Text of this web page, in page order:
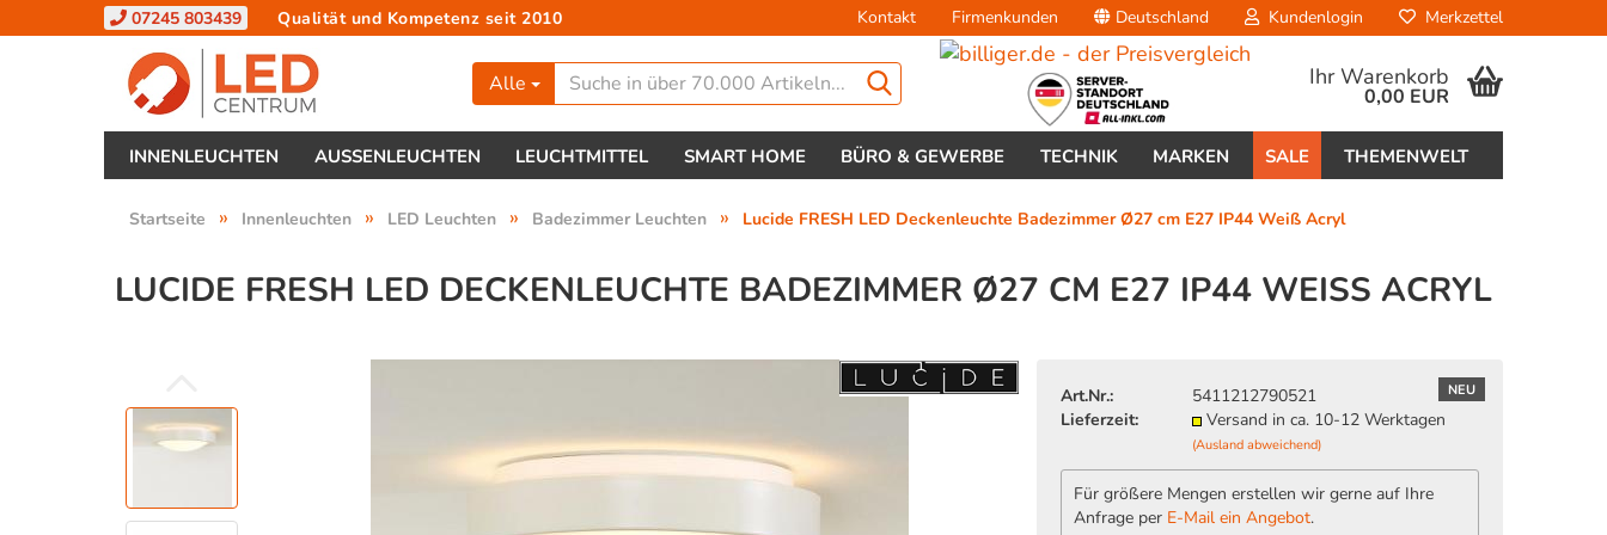
07245 803439 Qualität und Kompetenz seit 2010 Kontakt Firmenkunden Deutschland
Lieferland
Kundenlogin
Konto erstellen
Passwort vergessen?
Merkzettel
Alle Ihr Warenkorb
0,00 EUR
INNENLEUCHTEN AUSSENLEUCHTEN LEUCHTMITTEL SMART HOME BÜRO & GEWERBE TECHNIK MARKEN SALE THEMENWELT
Startseite » Innenleuchten » LED Leuchten » Badezimmer Leuchten » Lucide FRESH LED Deckenleuchte Badezimmer Ø27 cm E27 IP44 Weiß Acryl
LUCIDE FRESH LED DECKENLEUCHTE BADEZIMMER Ø27 CM E27 IP44 WEISS ACRYL
NEU
Art.Nr.:
5411212790521
Lieferzeit:
Versand in ca. 10-12 Werktagen
(Ausland abweichend)
Für größere Mengen erstellen wir gerne auf Ihre
Anfrage per E-Mail ein Angebot.